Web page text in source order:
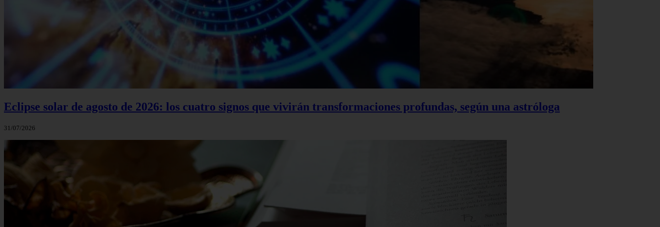
Eclipse solar de agosto de 2026: los cuatro signos que vivirán transformaciones profundas, según una astróloga
31/07/2026